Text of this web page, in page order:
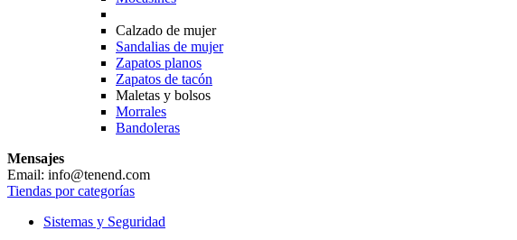
Calzado de mujer
Sandalias de mujer
Zapatos planos
Zapatos de tacón
Maletas y bolsos
Morrales
Bandoleras
Mensajes
Email: info@tenend.com
Tiendas por categorías
Sistemas y Seguridad